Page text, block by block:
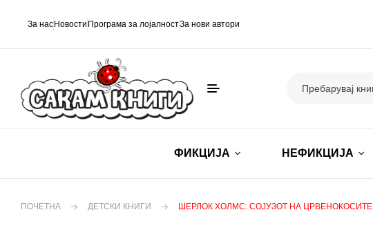
За нас Новости Програма за лојалностЗа нови автори
ФИКЦИЈА НЕФИКЦИЈА
ПОЧЕТНА ДЕТСКИ КНИГИ ШЕРЛОК ХОЛМС: СОЈУЗОТ НА ЦРВЕНОКОСИТЕ